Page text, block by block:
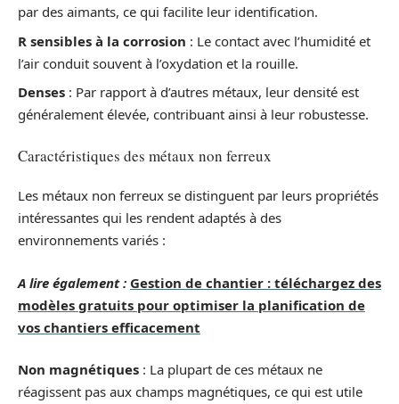
par des aimants, ce qui facilite leur identification.
R sensibles à la corrosion : Le contact avec l’humidité et
l’air conduit souvent à l’oxydation et la rouille.
Denses : Par rapport à d’autres métaux, leur densité est
généralement élevée, contribuant ainsi à leur robustesse.
Caractéristiques des métaux non ferreux
Les métaux non ferreux se distinguent par leurs propriétés
intéressantes qui les rendent adaptés à des
environnements variés :
A lire également : Gestion de chantier : téléchargez des
modèles gratuits pour optimiser la planification de
vos chantiers efficacement
Non magnétiques : La plupart de ces métaux ne
réagissent pas aux champs magnétiques, ce qui est utile